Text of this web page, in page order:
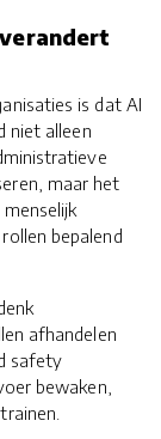
is dat AI
niet alleen
maar het
bepalend
afhandelen
safety
bewaken,